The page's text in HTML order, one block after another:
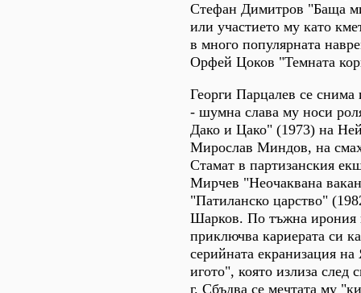
Стефан Димитров "Баща
или участието му като
в много популярната
Орфей Цоков "Темната
Георги Парцалев се снима
- шумна слава му носи
Дако и Цако" (1973) на
Мирослав Миндов, на
Стамат в партизанския
Мирчев "Неочаквана
"Патиланско царство"
Шарков. По тъжна ирония
приключва кариерата си
серийната екранизация
игото", която излиза след
г. Сбъдва се мечтата му